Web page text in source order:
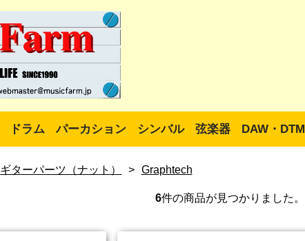
ドラム パーカション シンバル 弦楽器 DAW・DTM
ギターパーツ（ナット） > Graphtech
6件の商品が見つかりました。